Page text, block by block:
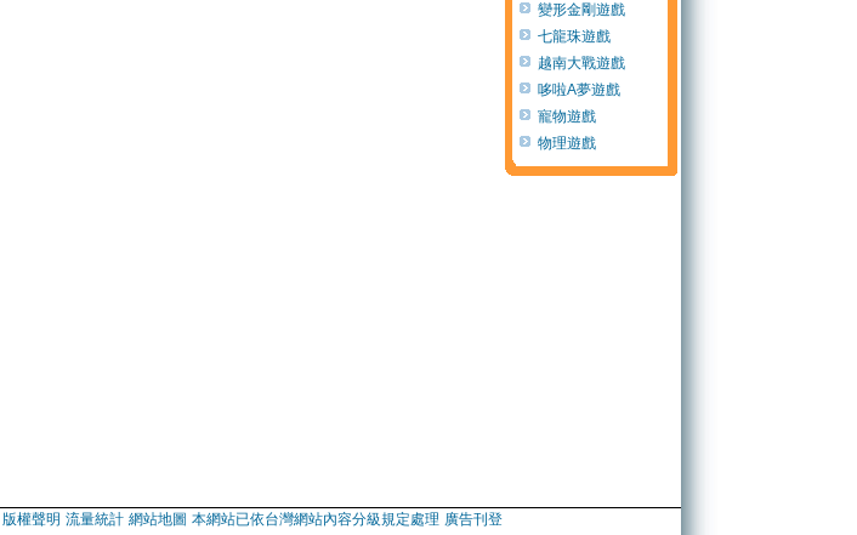
變形金剛遊戲
七龍珠遊戲
越南大戰遊戲
哆啦A夢遊戲
寵物遊戲
物理遊戲
版權聲明 流量統計 網站地圖 本網站已依台灣網站內容分級規定處理 廣告刊登